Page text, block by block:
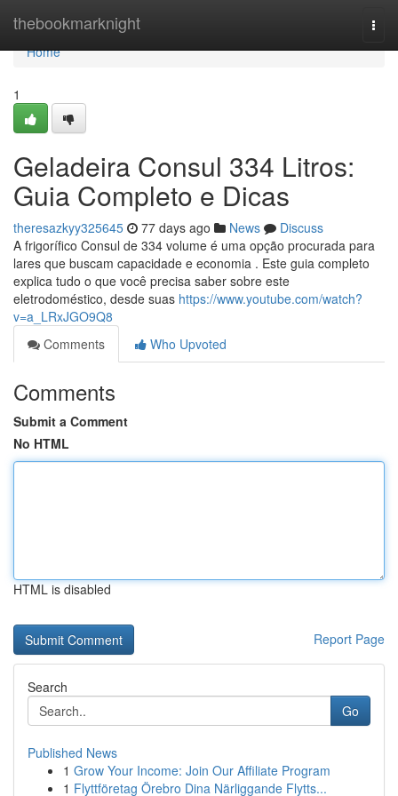
thebookmarknight
Home
Home
1
Geladeira Consul 334 Litros:
Guia Completo e Dicas
theresazkyy325645 77 days ago News
Discuss
A frigorífico Consul de 334 volume é uma opção procurada para
lares que buscam capacidade e economia . Este guia completo
explica tudo o que você precisa saber sobre este
eletrodoméstico, desde suas https://www.youtube.com/watch?
v=a_LRxJGO9Q8
Comments
Who Upvoted
Comments
Submit a Comment
No HTML
HTML is disabled
Report Page
Search
Go
Published News
1 Grow Your Income: Join Our Affiliate Program
1 Flyttföretag Örebro Dina Närliggande Flytts...